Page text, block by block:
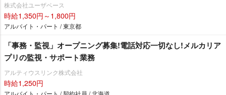
株式会社ユーザベース
時給1,350円～1,800円
アルバイト・パート / 東京都
「事務・監視」オープニング募集!電話対応一切なし!メルカリア
プリの監視・サポート業務
アルティウスリンク株式会社
時給1,250円
アルバイト・パート / 契約社員 / 北海道